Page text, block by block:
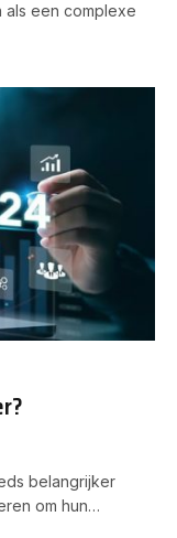
als een complexe
belangrijker
om hun…